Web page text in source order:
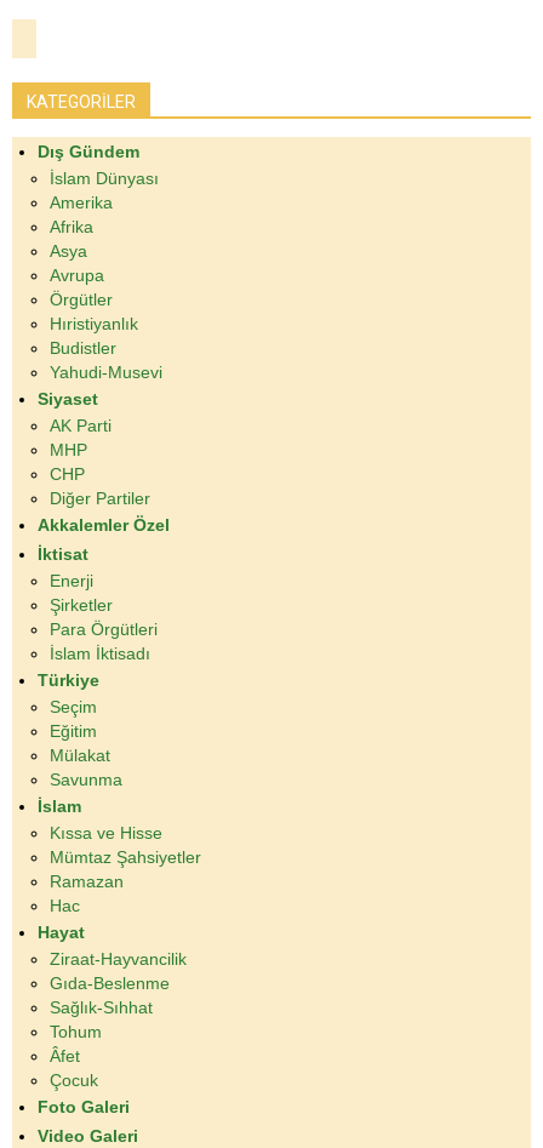
KATEGORİLER
Dış Gündem
İslam Dünyası
Amerika
Afrika
Asya
Avrupa
Örgütler
Hıristiyanlık
Budistler
Yahudi-Musevi
Siyaset
AK Parti
MHP
CHP
Diğer Partiler
Akkalemler Özel
İktisat
Enerji
Şirketler
Para Örgütleri
İslam İktisadı
Türkiye
Seçim
Eğitim
Mülakat
Savunma
İslam
Kıssa ve Hisse
Mümtaz Şahsiyetler
Ramazan
Hac
Hayat
Ziraat-Hayvancilik
Gıda-Beslenme
Sağlık-Sıhhat
Tohum
Âfet
Çocuk
Foto Galeri
Video Galeri